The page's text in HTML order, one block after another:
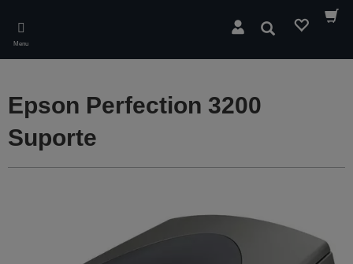
main
content
Menu
Pesquisar
Epson Perfection 3200
Suporte